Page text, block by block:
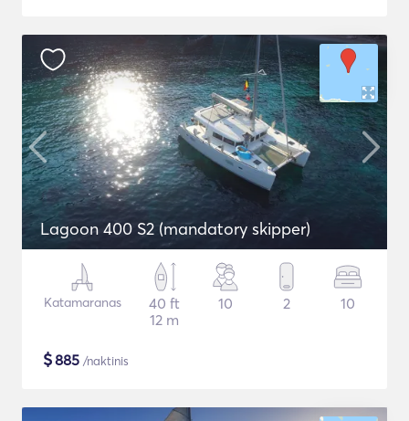
Lagoon 400 S2 (mandatory skipper)
Katamaranas
40 ft
12 m
10 2 10
$885 /naktinis